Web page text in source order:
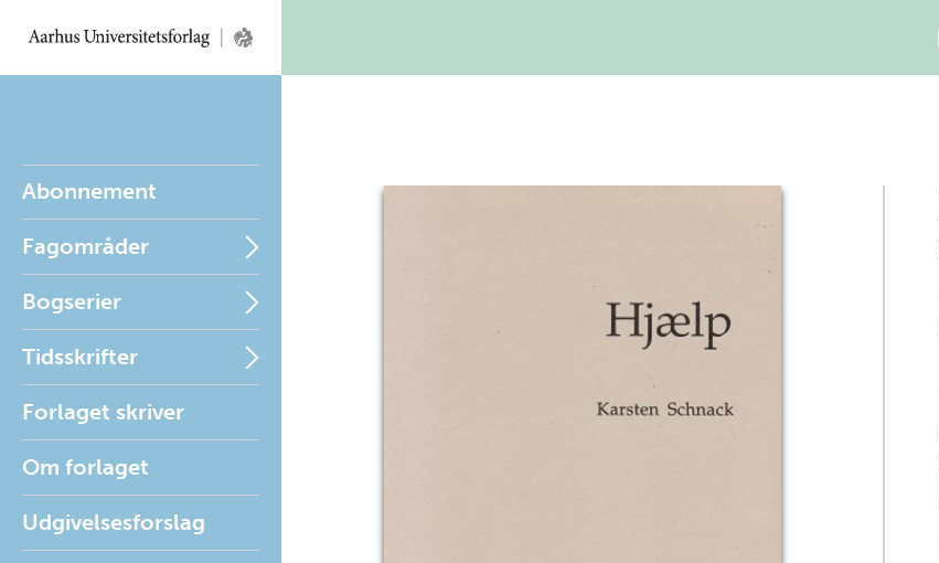
Abonnement
Fagområder
Bogserier
Tidsskrifter
Forlaget skriver
Om forlaget
Udgivelsesforslag